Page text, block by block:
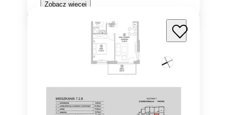
Zobacz więcej